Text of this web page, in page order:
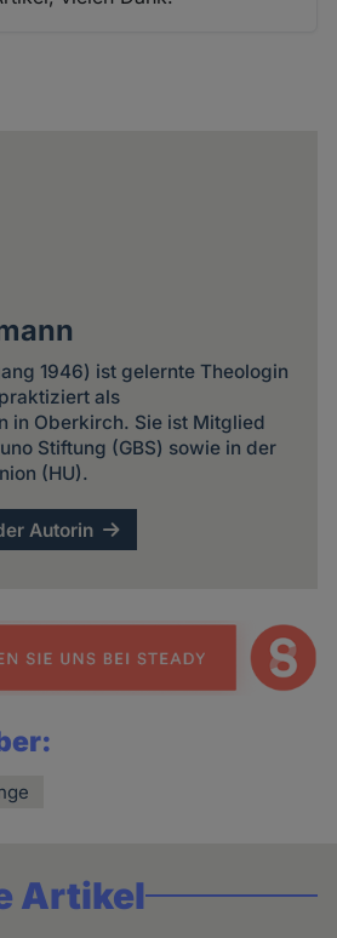
1946) ist gelernte Theologin
als
in Oberkirch. Sie ist Mitglied
Stiftung (GBS) sowie in der
(HU).
Autorin
Artikel